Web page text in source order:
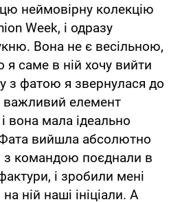
неймовірну колекцію
Week, і одразу
Вона не є весільною,
я саме в ній хочу вийти
з фатою я звернулася до
важливий елемент
вона мала ідеально
вийшла абсолютно
з командою поєднали в
і зробили мені
ній наші ініціали. А